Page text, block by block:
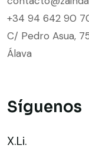
+34 94 642 90
C/ Pedro Asua,
Álava
Síguenos
X.Li.